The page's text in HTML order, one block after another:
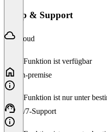
Setup & Support
Cloud
Diese Funktion ist verfügbar
On-premise
Diese Funktion ist nur unter
24/7-Support